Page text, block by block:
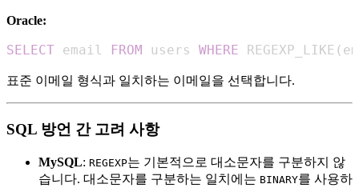
Oracle:
SELECT email FROM users WHERE REGEXP_LIKE (
표준 이메일 형식과 일치하는 이메일을 선택합니다.
SQL 방언 간 고려 사항
MySQL: REGEXP는 기본적으로 대소문자를 구분하지 않
습니다. 대소문자를 구분하는 일치에는 BINARY를 사용하